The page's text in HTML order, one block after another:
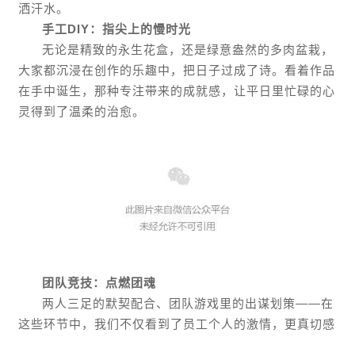
洒汗水。
手工DIY：指尖上的慢时光
无论是精致的永生花盒，还是绿意盎然的多肉盆栽，
大家都沉浸在创作的乐趣中，把日子过成了诗。看着作品
在手中诞生，那种专注带来的成就感，让平日里忙碌的心
灵得到了温柔的治愈。
团队竞技：点燃团魂
两人三足的默契配合、团队游戏里的出谋划策——在
这些环节中，我们不仅看到了员工个人的激情，更真切感